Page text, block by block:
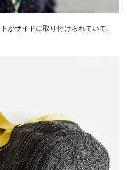
がサイドに取り付けられていて、